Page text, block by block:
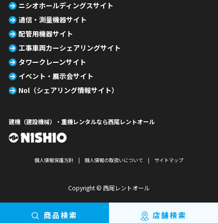
商品検索 店舗検索
ニシオホールディングスサイト
通信・測量機器サイト
配管用機器サイト
工事車両カーシェアリングサイト
タワークレーンサイト
イベント・展示会サイト
Nol（シェアリング情報サイト）
建機（建設機械）・重機レンタルなら西尾レントオール
個人情報保護方針 個人情報の取扱いについて サイトマップ
Copyright © 西尾レントオール